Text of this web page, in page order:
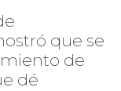
que se
de
dé